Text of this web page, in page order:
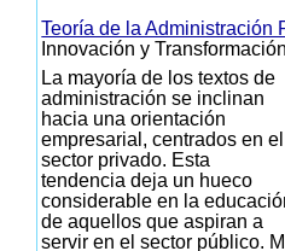
Teoría de la Administración
Innovación y Transformación
La mayoría de los textos de
administración se inclinan
hacia una orientación
empresarial, centrados en el
sector privado. Esta
tendencia deja un hueco
considerable en la
de aquellos que aspiran a
servir en el sector público.